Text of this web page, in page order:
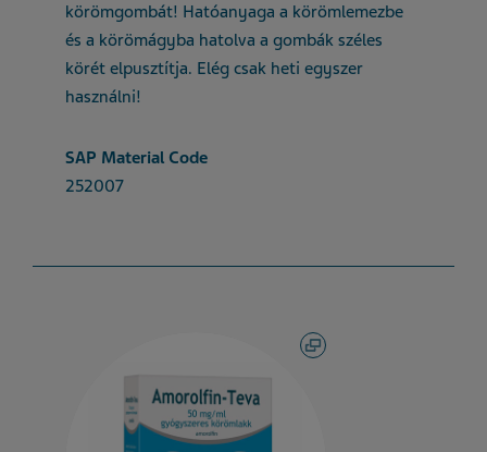
körömgombát! Hatóanyaga a körömlemezbe
és a körömágyba hatolva a gombák széles
körét elpusztítja. Elég csak heti egyszer
használni!
SAP Material Code
252007